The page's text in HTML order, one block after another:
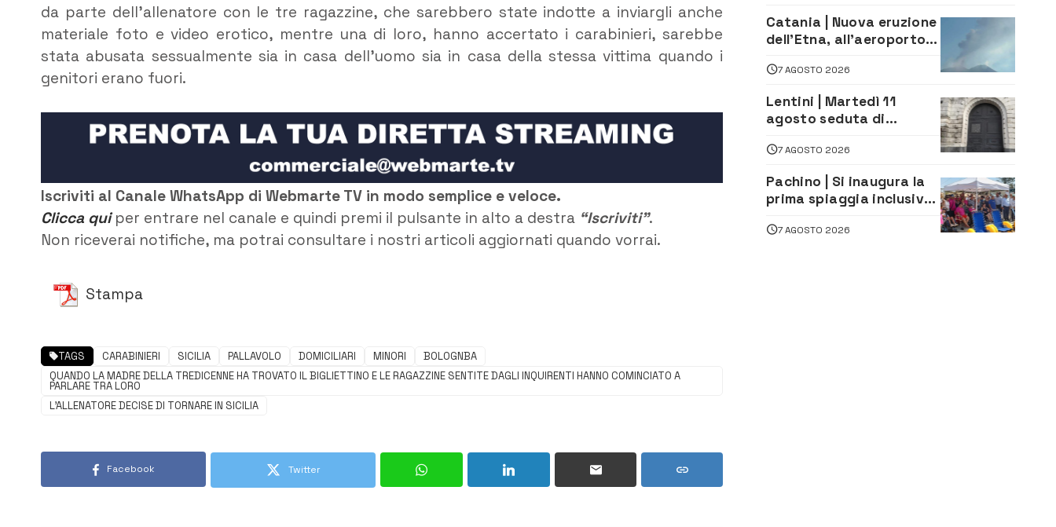
da parte dell’allenatore con le tre ragazzine, che sarebbero state indotte a inviargli anche
materiale foto e video erotico, mentre una di loro, hanno accertato i carabinieri, sarebbe
stata abusata sessualmente sia in casa dell’uomo sia in casa della stessa vittima quando i
genitori erano fuori.
Iscriviti al Canale WhatsApp di Webmarte TV in modo semplice e veloce.
Clicca quiper entrare nel canale e quindi premi il pulsante in alto a destra “Iscriviti”.
Non riceverai notifiche, ma potrai consultare i nostri articoli aggiornati quando vorrai.
Stampa
TAGS CARABINIERI SICILIA PALLAVOLO DOMICILIARI MINORI
BOLOGNBA
QUANDO LA MADRE DELLA TREDICENNE HA TROVATO IL BIGLIETTINO E LE RAGAZZINE SENTITE DAGLI INQUIRENTI HANNO COMINCIATO A
PARLARE TRA LORO
L’ALLENATORE DECISE DI TORNARE IN SICILIA
Facebook Twitter
Catania | Nuova eruzione
dell’Etna, all’aeroporto
dirottati
7 AGOSTO 2026
Lentini | Martedì 11
agosto seduta di
7 AGOSTO 2026
Pachino | Si inaugura la
prima spiaggia inclusiva
assistenza e prevenzione
7 AGOSTO 2026